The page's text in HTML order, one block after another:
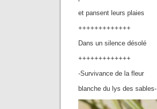
et pansent leurs plaies
+++++++++++++
Dans un silence désolé
+++++++++++++
-Survivance de la fleur
blanche du lys des sables-